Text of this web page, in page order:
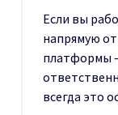
Если вы
напрямую
платформы
всегда это